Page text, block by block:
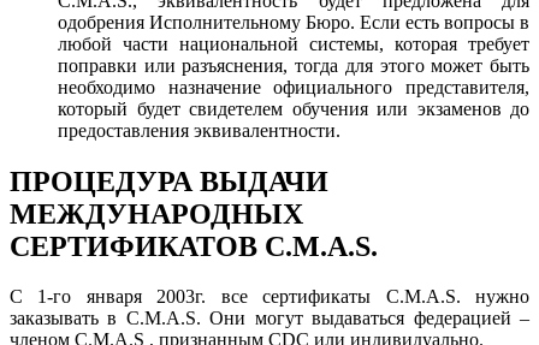
одобрения Исполнительному Бюро. Если есть вопросы в
любой части национальной системы, которая требует
поправки или разъяснения, тогда для этого может быть
необходимо назначение официального представителя,
который будет свидетелем обучения или экзаменов до
предоставления эквивалентности.
ПРОЦЕДУРА ВЫДАЧИ
МЕЖДУНАРОДНЫХ
СЕРТИФИКАТОВ C.M.A.S.
С 1-го января 2003г. все сертификаты C.M.A.S. нужно
заказывать в C.M.A.S. Они могут выдаваться федерацией –
членом C.M.A.S , признанным СDC или индивидуально.